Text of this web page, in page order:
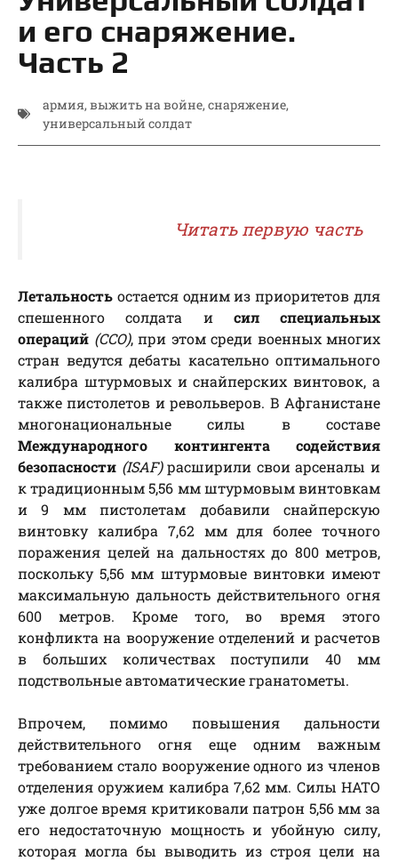
и его снаряжение.
Часть 2
армия, выжить на войне, снаряжение,
универсальный солдат
Читать первую часть
Летальность остается одним из приоритетов для
спешенного солдата и сил специальных
операций (ССО), при этом среди военных многих
стран ведутся дебаты касательно оптимального
калибра штурмовых и снайперских винтовок, а
также пистолетов и револьверов. В Афганистане
многонациональные силы в составе
Международного контингента содействия
безопасности (ISAF)расширили свои арсеналы и
к традиционным 5,56 мм штурмовым винтовкам
и 9 мм пистолетам добавили снайперскую
винтовку калибра 7,62 мм для более точного
поражения целей на дальностях до 800 метров,
поскольку 5,56 мм штурмовые винтовки имеют
максимальную дальность действительного огня
600 метров. Кроме того, во время этого
конфликта на вооружение отделений и расчетов
в больших количествах поступили 40 мм
подствольные автоматические гранатометы.
Впрочем, помимо повышения дальности
действительного огня еще одним важным
требованием стало вооружение одного из членов
отделения оружием калибра 7,62 мм. Силы НАТО
уже долгое время критиковали патрон 5,56 мм за
его недостаточную мощность и убойную силу,
которая могла бы выводить из строя цели на